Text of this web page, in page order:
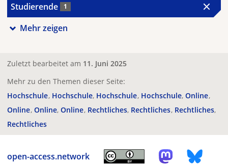
Studierende 1
Mehr zeigen
Zuletzt bearbeitet am 11. Juni 2025
Mehr zu den Themen dieser Seite:
Hochschule Hochschule Hochschule Hochschule Online
Online Online Online Rechtliches Rechtliches Rechtliches
Rechtliches
open-access.network